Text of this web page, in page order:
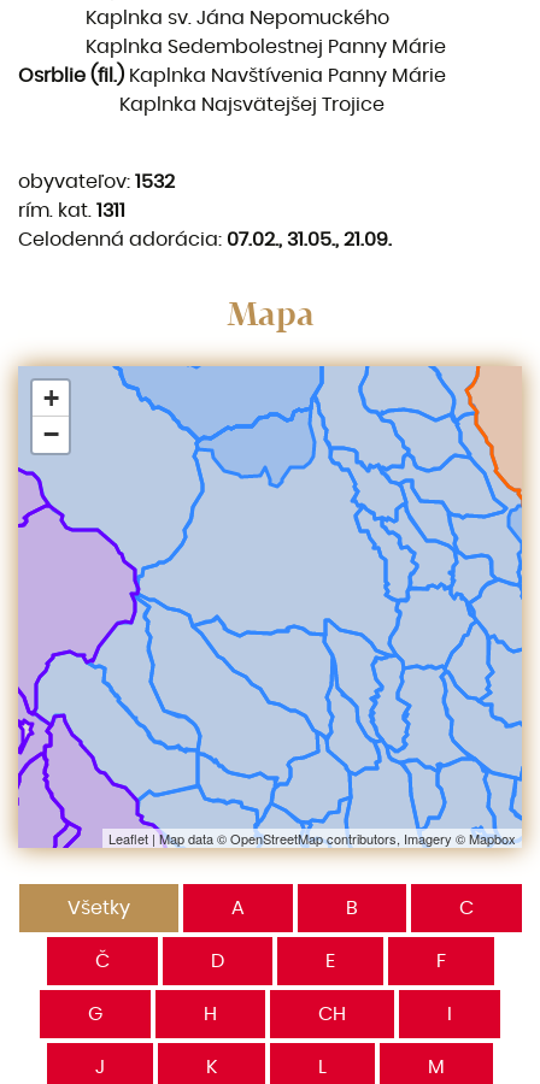
Kaplnka sv. Jána Nepomuckého
Kaplnka Sedembolestnej Panny Márie
Osrblie (fil.) Kaplnka Navštívenia Panny Márie
Kaplnka Najsvätejšej Trojice
obyvateľov: 1532
rím. kat. 1311
Celodenná adorácia: 07.02., 31.05., 21.09.
Mapa
+
−
Leaflet | Map data ©OpenStreetMapcontributors, Imagery ©Mapbox
Všetky A B C
Č D E F
G H CH
J K M